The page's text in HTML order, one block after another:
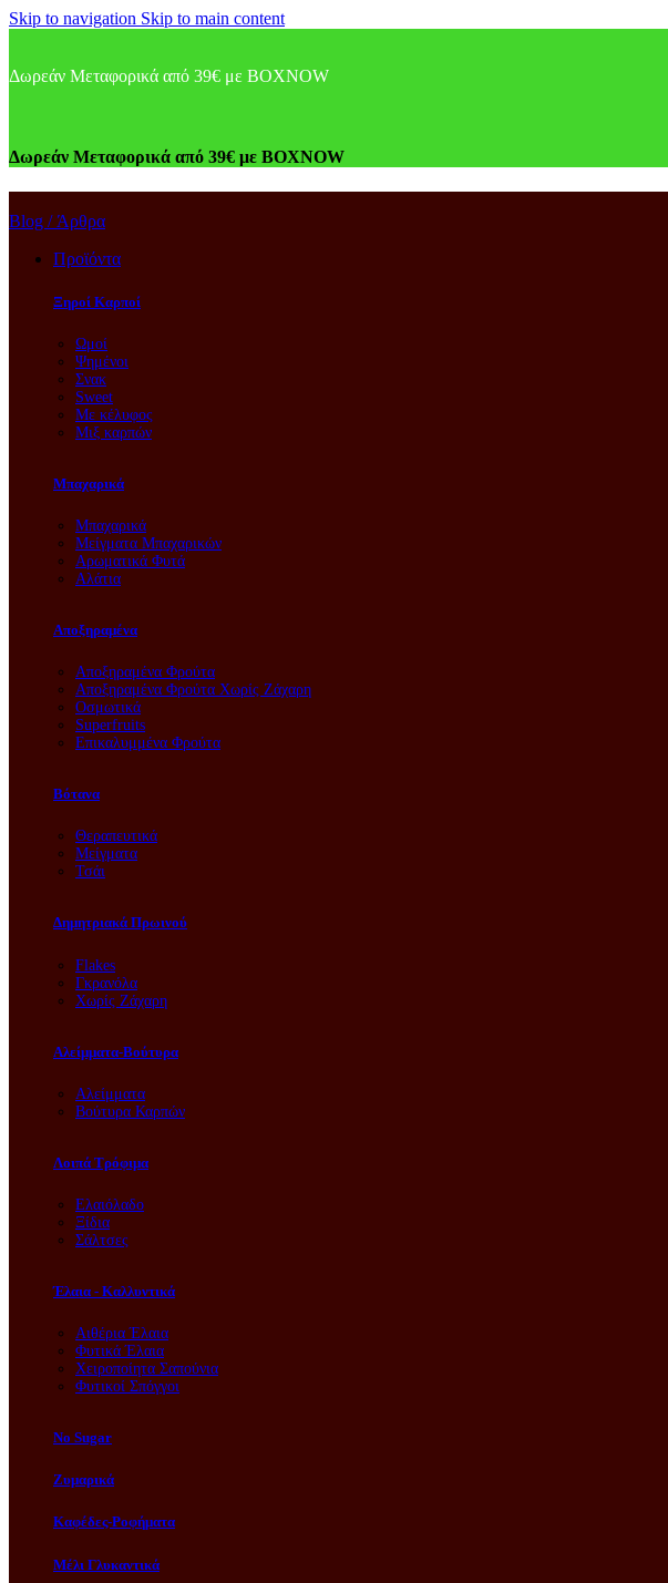
Skip to navigation Skip to main content
Δωρεάν Μεταφορικά από 39€ με BOXNOW
Δωρεάν Μεταφορικά από 39€ με BOXNOW
Blog / Άρθρα
Προϊόντα
Ξηροί Καρποί
Ωμοί
Ψημένοι
Σνακ
Sweet
Με κέλυφος
Μιξ καρπών
Μπαχαρικά
Μπαχαρικά
Μείγματα Μπαχαρικών
Αρωματικά Φυτά
Αλάτια
Αποξηραμένα
Αποξηραμένα Φρούτα
Αποξηραμένα Φρούτα Χωρίς Ζάχαρη
Οσμωτικά
Superfruits
Επικαλυμμένα Φρούτα
Βότανα
Θεραπευτικά
Μείγματα
Τσάι
Δημητριακά Πρωινού
Flakes
Γκρανόλα
Χωρίς Ζάχαρη
Αλείμματα-Βούτυρα
Αλείμματα
Βούτυρα Καρπών
Λοιπά Τρόφιμα
Ελαιόλαδο
Ξίδια
Σάλτσες
Έλαια - Καλλυντικά
Αιθέρια Έλαια
Φυτικά Έλαια
Χειροποίητα Σαπούνια
Φυτικοί Σπόγγοι
No Sugar
Ζυμαρικά
Καφέδες-Ροφήματα
Μέλι Γλυκαντικά